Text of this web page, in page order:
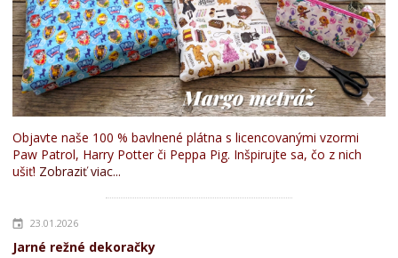
Objavte naše 100 % bavlnené plátna s licencovanými vzormi
Paw Patrol, Harry Potter či Peppa Pig. Inšpirujte sa, čo z nich
ušiť! Zobraziť viac...
23.01.2026
Jarné režné dekoračky